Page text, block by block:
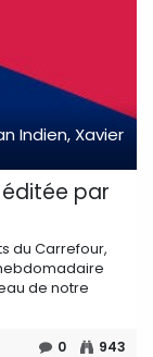
Indien, Xavier
par
du Carrefour,
de notre
0 943